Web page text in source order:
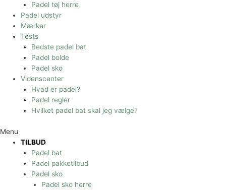
Padel tøj herre
Padel udstyr
Mærker
Tests
Bedste padel bat
Padel bolde
Padel sko
Videnscenter
Hvad er padel?
Padel regler
Hvilket padel bat skal jeg vælge?
Menu
TILBUD
Padel bat
Padel pakketilbud
Padel sko
Padel sko herre